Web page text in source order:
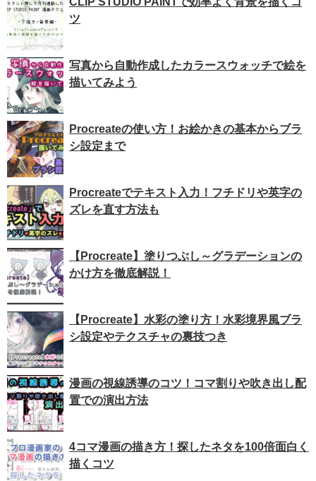
ツ
写真から自動作成したカラースウォッチで絵を
描いてみよう
Procreateの使い方！お絵かきの基本からブラ
シ設定まで
Procreateでテキスト入力！フチドリや英字の
ズレを直す方法も
【Procreate】塗りつぶし～グラデーションの
かけ方を徹底解説！
【Procreate】水彩の塗り方！水彩境界風ブラ
シ設定やテクスチャの裏技つき
漫画の視線誘導のコツ！コマ割りや吹き出し配
置での演出方法
4コマ漫画の描き方！探したネタを100倍面白く
描くコツ